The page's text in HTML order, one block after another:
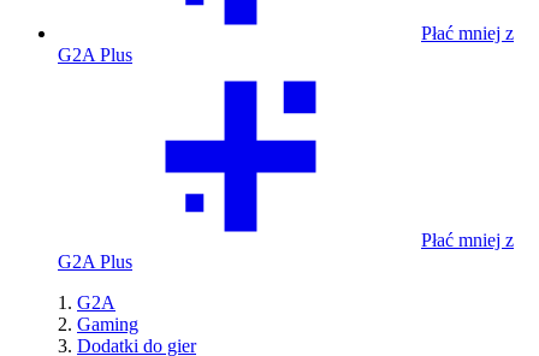
Płać mniej z
G2A Plus
Płać mniej z
G2A Plus
G2A
Gaming
Dodatki do gier